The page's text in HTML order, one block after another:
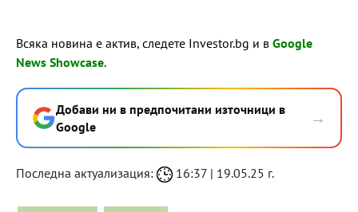
Всяка новина е актив, следете Investor.bg и в Google
News Showcase.
Добави ни в предпочитани източници в
Google
→
Последна актуализация: 16:37 | 19.05.25 г.